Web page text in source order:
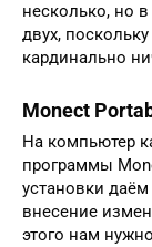
несколько, но
двух,
кардинально
Monect
На компьютер
программы
установки
внесение
этого нам